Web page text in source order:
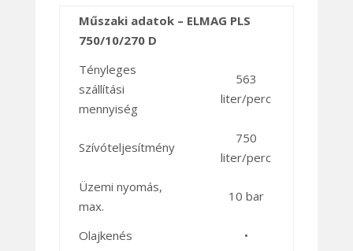
Műszaki adatok – ELMAG PLS
750/10/270 D
Tényleges
szállítási
mennyiség
563
liter/perc
Szívóteljesítmény
750
liter/perc
Üzemi nyomás,
max.
10 bar
Olajkenés
•